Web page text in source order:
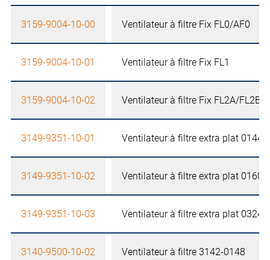
3159-9004-10-00 Ventilateur à filtre Fix FL0/AF0
3159-9004-10-01 Ventilateur à filtre Fix FL1
3159-9004-10-02 Ventilateur à filtre Fix FL2A/FL2B
3149-9351-10-01 Ventilateur à filtre extra plat 0144
3149-9351-10-02 Ventilateur à filtre extra plat 0160
3149-9351-10-03 Ventilateur à filtre extra plat 0324
3140-9500-10-02 Ventilateur à filtre 3142-0148